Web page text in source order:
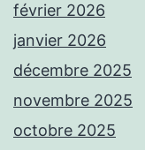
février 2026
janvier 2026
décembre 2025
novembre 2025
octobre 2025